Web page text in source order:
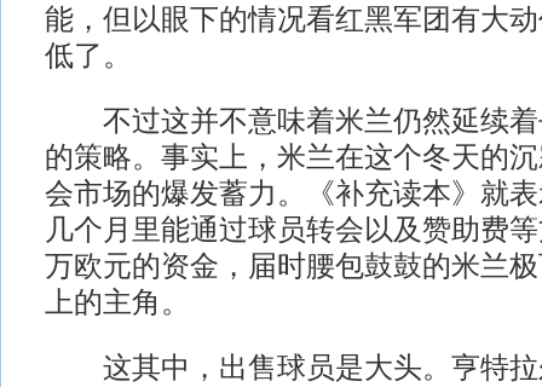
能，但以眼下的情况看红黑军团有大
低了。
不过这并不意味着米兰仍然延续着
的策略。事实上，米兰在这个冬天的
会市场的爆发蓄力。《补充读本》就
几个月里能通过球员转会以及赞助费
万欧元的资金，届时腰包鼓鼓的米兰
上的主角。
这其中，出售球员是大头。亨特拉